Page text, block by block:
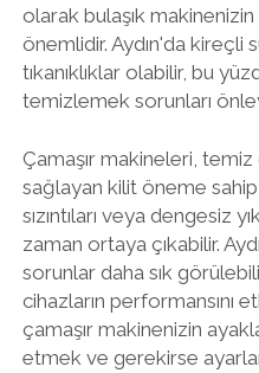
olarak bulaşık
önemlidir. Aydın'da
tıkanıklıklar olabilir, bu
temizlemek sorunları
Çamaşır makineleri, temiz
sağlayan kilit öneme
sızıntıları veya dengesiz
zaman ortaya çıkabilir.
sorunlar daha sık
cihazların performansını
çamaşır makinenizin
etmek ve gerekirse